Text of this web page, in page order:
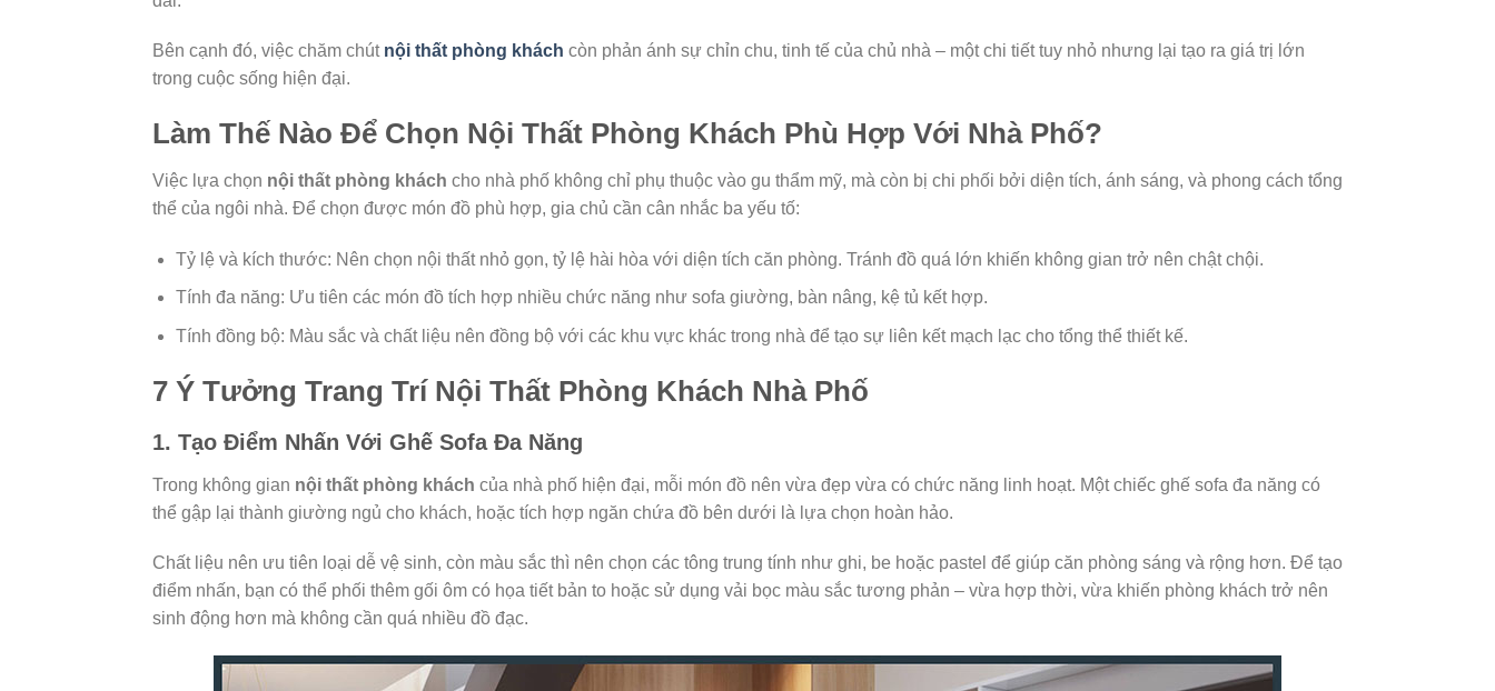
Bên cạnh đó, việc chăm chút nội thất phòng khách còn phản ánh sự chỉn chu, tinh tế của chủ nhà – một chi tiết tuy nhỏ nhưng lại tạo ra giá trị lớn
trong cuộc sống hiện đại.
Làm Thế Nào Để Chọn Nội Thất Phòng Khách Phù Hợp Với Nhà Phố?
Việc lựa chọn nội thất phòng khách cho nhà phố không chỉ phụ thuộc vào gu thẩm mỹ, mà còn bị chi phối bởi diện tích, ánh sáng, và phong cách tổng
thể của ngôi nhà. Để chọn được món đồ phù hợp, gia chủ cần cân nhắc ba yếu tố:
Tỷ lệ và kích thước: Nên chọn nội thất nhỏ gọn, tỷ lệ hài hòa với diện tích căn phòng. Tránh đồ quá lớn khiến không gian trở nên chật chội.
Tính đa năng: Ưu tiên các món đồ tích hợp nhiều chức năng như sofa giường, bàn nâng, kệ tủ kết hợp.
Tính đồng bộ: Màu sắc và chất liệu nên đồng bộ với các khu vực khác trong nhà để tạo sự liên kết mạch lạc cho tổng thể thiết kế.
7 Ý Tưởng Trang Trí Nội Thất Phòng Khách Nhà Phố
1. Tạo Điểm Nhấn Với Ghế Sofa Đa Năng
Trong không gian nội thất phòng khách của nhà phố hiện đại, mỗi món đồ nên vừa đẹp vừa có chức năng linh hoạt. Một chiếc ghế sofa đa năng có
thể gập lại thành giường ngủ cho khách, hoặc tích hợp ngăn chứa đồ bên dưới là lựa chọn hoàn hảo.
Chất liệu nên ưu tiên loại dễ vệ sinh, còn màu sắc thì nên chọn các tông trung tính như ghi, be hoặc pastel để giúp căn phòng sáng và rộng hơn. Để tạo
điểm nhấn, bạn có thể phối thêm gối ôm có họa tiết bản to hoặc sử dụng vải bọc màu sắc tương phản – vừa hợp thời, vừa khiến phòng khách trở nên
sinh động hơn mà không cần quá nhiều đồ đạc.